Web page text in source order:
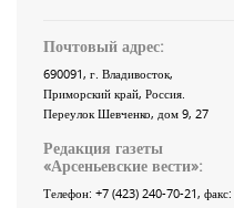
Почтовый адрес:
690091, г. Владивосток,
Приморский край, Россия
Переулок Шевченко, дом 9, 27
Редакция газеты
«Арсеньевские вести»:
Телефон: +7 (423) 240-70-21, факс: